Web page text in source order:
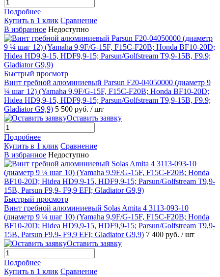
Подробнее
Купить в 1 клик Сравнение
В избранное Недоступно
Быстрый просмотр
Винт гребной алюминиевый Parsun F20-04050000 (диаметр 9
¼ шаг 12) (Yamaha 9,9F/G-15F, F15C-F20B; Honda BF10-20D;
Hidea HD9,9-15, HDF9,9-15; Parsun/Golfstream T9,9-15B, F9.9;
Gladiator G9,9) 5 500 руб. / шт
Оставить заявку
Подробнее
Купить в 1 клик Сравнение
В избранное Недоступно
Быстрый просмотр
Винт гребной алюминиевый Solas Amita 4 3113-093-10
(диаметр 9 ¼ шаг 10) (Yamaha 9,9F/G-15F, F15C-F20B; Honda
BF10-20D; Hidea HD9,9-15, HDF9,9-15; Parsun/Golfstream T9,9-
15B, Parsun F9,9- F9,9 EFI; Gladiator G9,9) 7 400 руб. / шт
Оставить заявку
Подробнее
Купить в 1 клик Сравнение